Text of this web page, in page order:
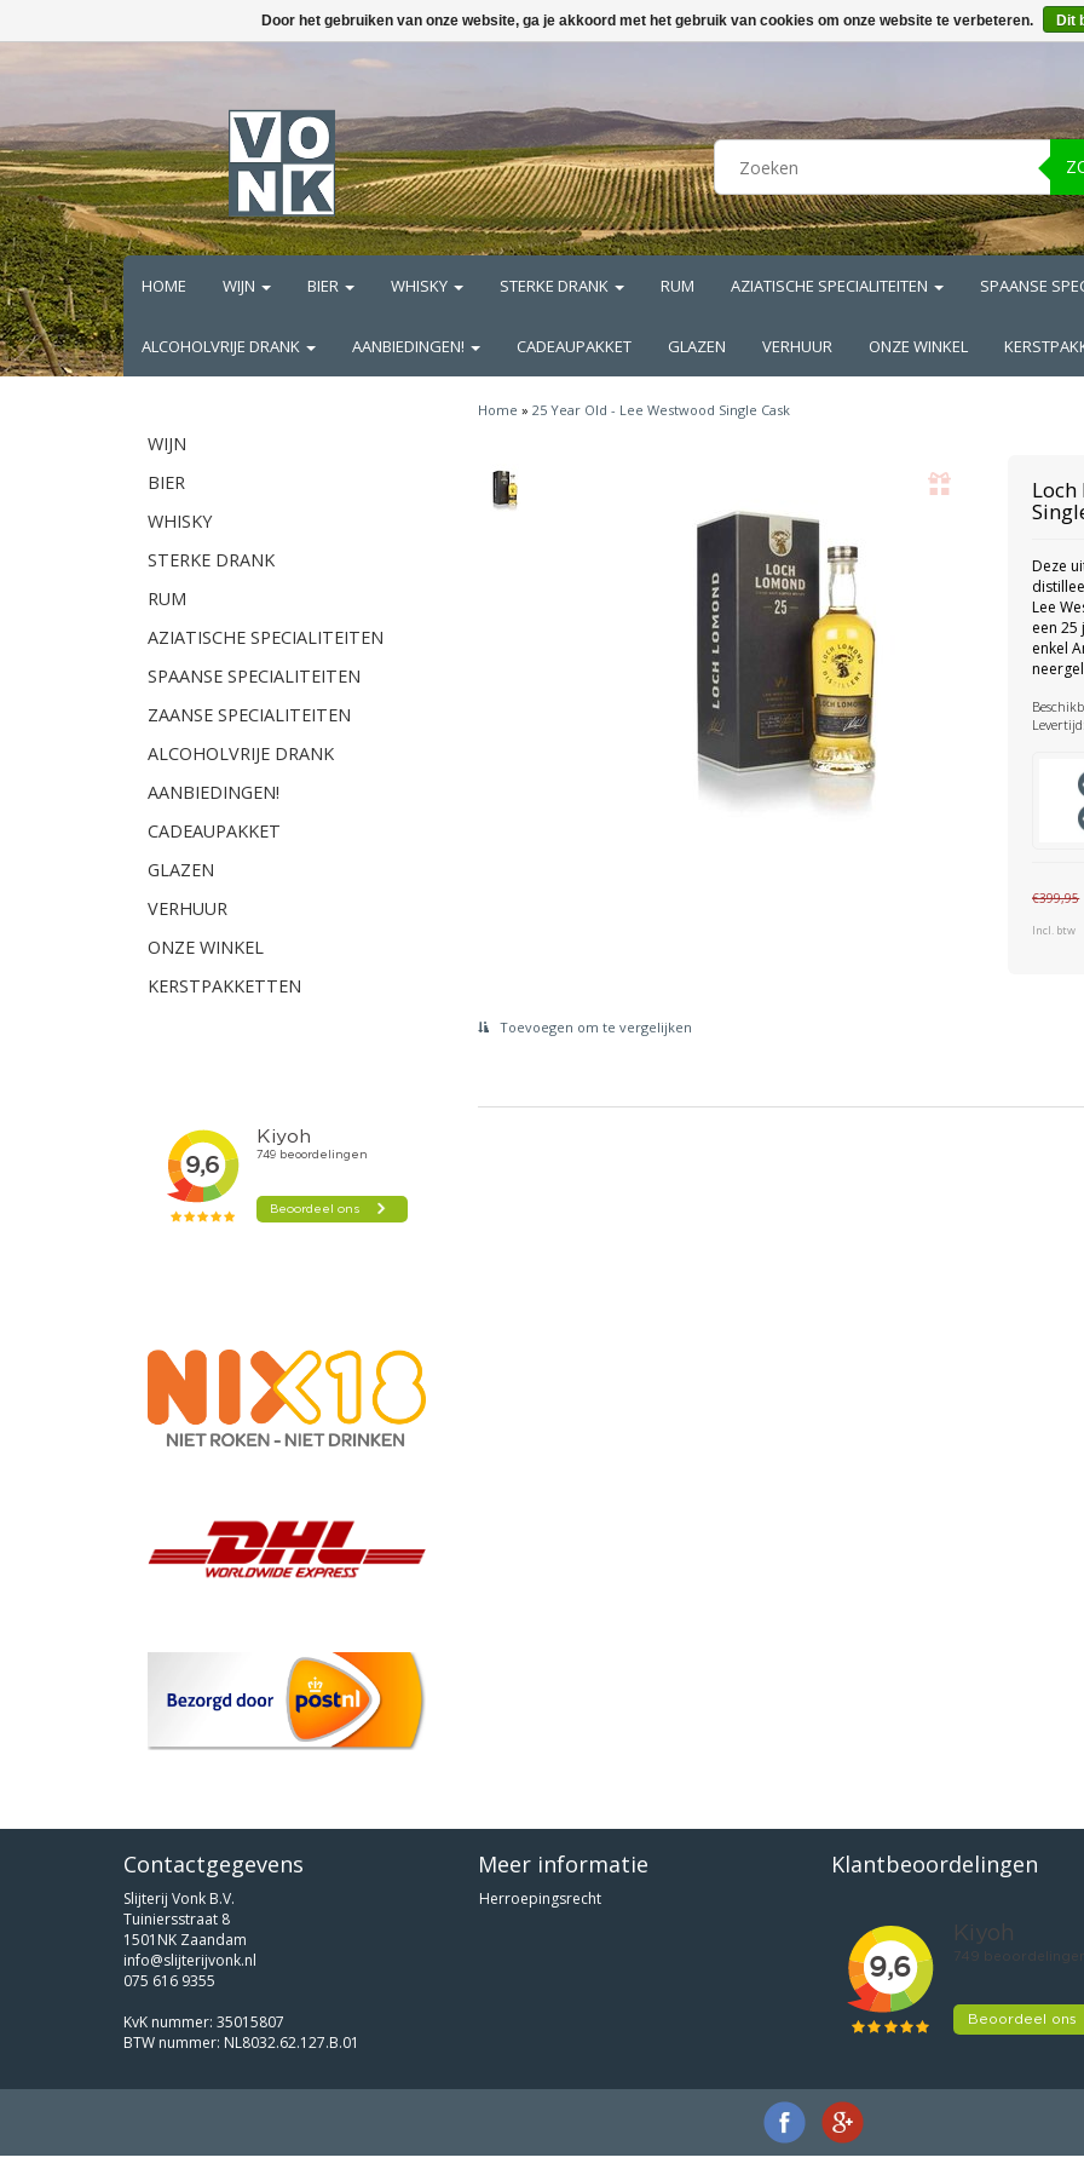
HOME WIJN BIER WHISKY STERKE DRANK RUM AZIATISCHE SPECIALITEITEN SPAANSE
ALCOHOLVRIJE DRANK AANBIEDINGEN! CADEAUPAKKET GLAZEN VERHUUR ONZE WINKEL
WIJN
BIER
WHISKY
STERKE DRANK
RUM
AZIATISCHE SPECIALITEITEN
SPAANSE SPECIALITEITEN
ZAANSE SPECIALITEITEN
ALCOHOLVRIJE DRANK
AANBIEDINGEN!
CADEAUPAKKET
GLAZEN
VERHUUR
ONZE WINKEL
KERSTPAKKETTEN
Home » 25 Year Old - Lee Westwood Single Cask
Deze
Lee
een 25
enkel
Levertijd:
€399,95
Incl. btw
Toevoegen om te vergelijken
Contactgegevens
Slijterij Vonk B.V.
Tuiniersstraat 8
1501NK Zaandam
info@slijterijvonk.nl
075 616 9355
KvK nummer: 35015807
BTW nummer: NL8032.62.127.B.01
Meer informatie
Herroepingsrecht
Klantbeoordelingen
Door het gebruiken van onze website, ga je akkoord met het gebruik van cookies om onze website te verbeteren. Dit